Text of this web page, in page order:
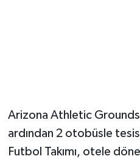
Arizona Athletic
ardından 2 otobüsle
Futbol Takımı, otele